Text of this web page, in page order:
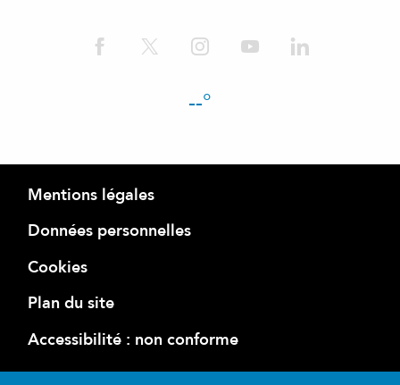
--°
Mentions légales
Données personnelles
Cookies
Plan du site
Accessibilité : non conforme